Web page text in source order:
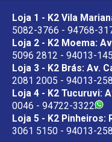
Loja 1 - K2 Vila
5082-3766 - 94768-
Loja 2 - K2 Moema:
5096 2812 - 94013-
Loja 3 - K2 Brás: Av.
2081 2005 - 94013-
Loja 4 - K2 Tucuruvi:
0046 - 94722-3322
Loja 5 - K2 Pinheiros:
3061 5150 - 94013-